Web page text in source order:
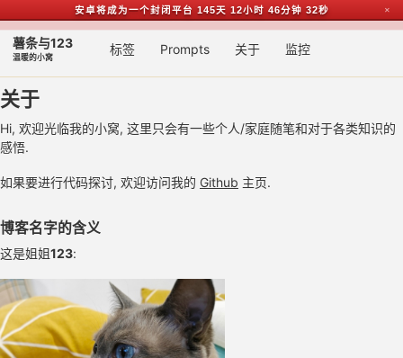
安卓将成为一个封闭平台 145天 12小时 46分钟 32秒 ✕
Skip to primary navigation
Skip to content
Skip to footer
薯条与123
温暖的小窝
标签 Prompts 关于 监控
关于
Hi, 欢迎光临我的小窝, 这里只会有一些个人/家庭随笔和对于各类知识的
感悟.
如果要进行代码探讨, 欢迎访问我的 Github 主页.
博客名字的含义
这是姐姐123: